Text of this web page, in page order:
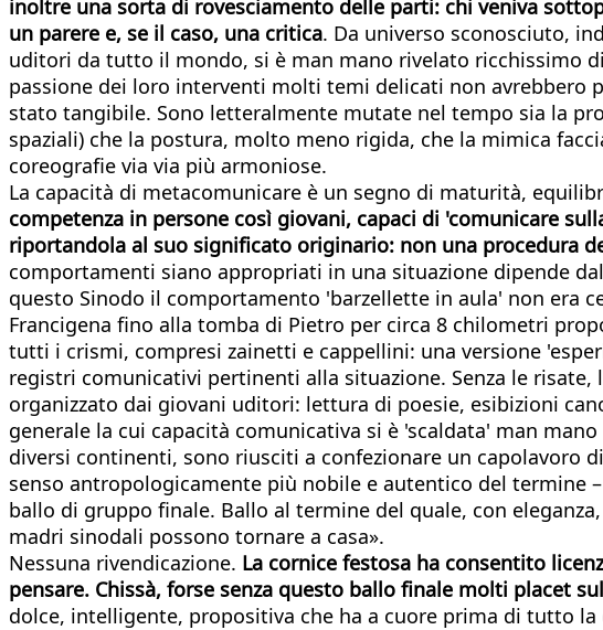
inoltre una sorta di rovesciamento delle parti: chi veniva
un parere e, se il caso, una critica. Da universo sconosciuto,
uditori da tutto il mondo, si è man mano rivelato ricchissimo
passione dei loro interventi molti temi delicati non
stato tangibile. Sono letteralmente mutate nel tempo sia la
spaziali) che la postura, molto meno rigida, che la mimica
coreografie via via più armoniose.
La capacità di metacomunicare è un segno di maturità,
competenza in persone così giovani, capaci di 'comunicare
riportandola al suo significato originario: non una procedura
comportamenti siano appropriati in una situazione dipende
questo Sinodo il comportamento 'barzellette in aula' non era
Francigena fino alla tomba di Pietro per circa 8 chilometri
tutti i crismi, compresi zainetti e cappellini: una versione
registri comunicativi pertinenti alla situazione. Senza le
organizzato dai giovani uditori: lettura di poesie, esibizioni
generale la cui capacità comunicativa si è 'scaldata' man
diversi continenti, sono riusciti a confezionare un capolavoro
senso antropologicamente più nobile e autentico del termine
ballo di gruppo finale. Ballo al termine del quale, con
madri sinodali possono tornare a casa».
Nessuna rivendicazione. La cornice festosa ha consentito
pensare. Chissà, forse senza questo ballo finale molti placet
dolce, intelligente, propositiva che ha a cuore prima di tutto